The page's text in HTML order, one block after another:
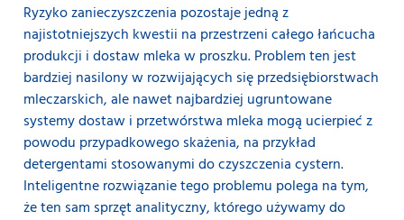
Ryzyko zanieczyszczenia pozostaje jedną z
najistotniejszych kwestii na przestrzeni całego łańcucha
produkcji i dostaw mleka w proszku. Problem ten jest
bardziej nasilony w rozwijających się przedsiębiorstwach
mleczarskich, ale nawet najbardziej ugruntowane
systemy dostaw i przetwórstwa mleka mogą ucierpieć z
powodu przypadkowego skażenia, na przykład
detergentami stosowanymi do czyszczenia cystern.
Inteligentne rozwiązanie tego problemu polega na tym,
że ten sam sprzęt analityczny, którego używamy do